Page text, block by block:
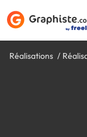
Réalisations